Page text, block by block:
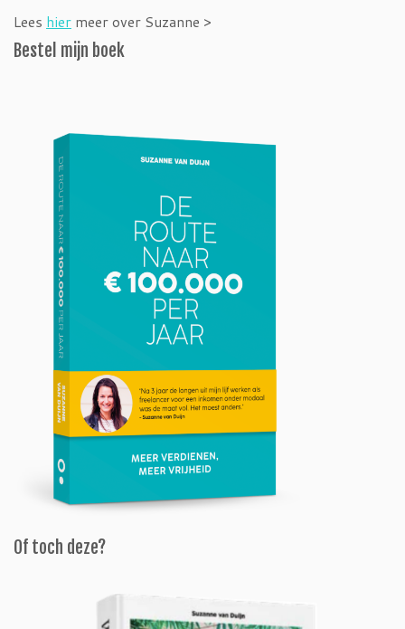
Lees hier meer over Suzanne >
Bestel mijn boek
Of toch deze?